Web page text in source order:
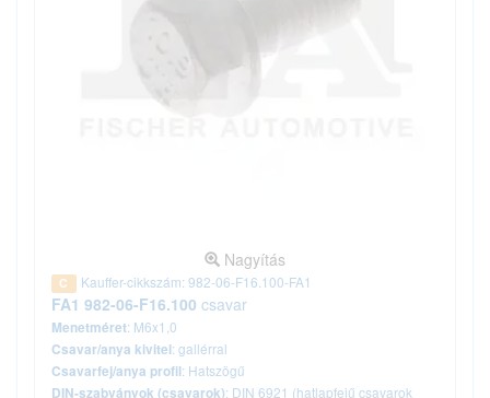
Nagyítás
C Kauffer-cikkszám: 982-06-F16.100-FA1
FA1 982-06-F16.100 csavar
Menetméret: M6x1,0
Csavar/anya kivitel: gallérral
Csavarfej/anya profil: Hatszögű
DIN-szabványok (csavarok): DIN 6921 (hatlapfejű csavarok